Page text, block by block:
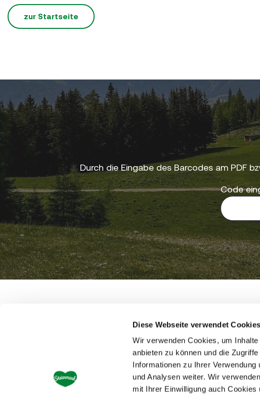
Diese Webseite verwendet Cookies
Wir verwenden Cookies, um
anbieten zu können und die
Informationen zu Ihrer
und Analysen weiter. Wir
mit Ihrer Einwilligung auch
zur Startseite
Durch die Eingabe des Barcodes am PDF
Code
Steiermark Tourismus • Steirische Tourismusmarketing